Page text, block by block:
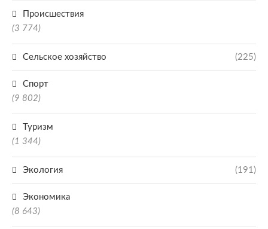
Происшествия
(3 774)
Сельское хозяйство (225)
Спорт
(9 802)
Туризм
(1 344)
Экология (191)
Экономика
(8 643)